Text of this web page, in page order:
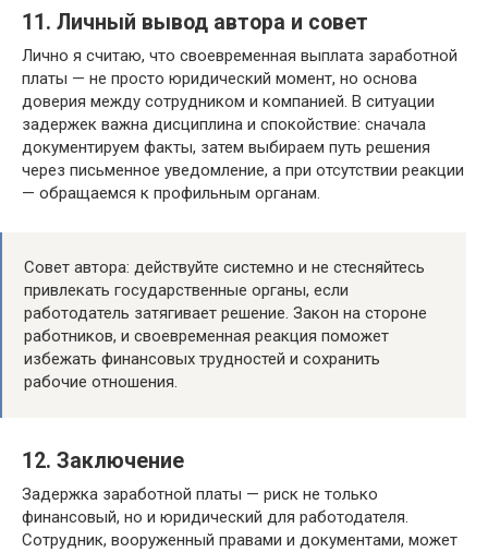
11. Личный вывод автора и совет
Лично я считаю, что своевременная выплата заработной
платы — не просто юридический момент, но основа
доверия между сотрудником и компанией. В ситуации
задержек важна дисциплина и спокойствие: сначала
документируем факты, затем выбираем путь решения
через письменное уведомление, а при отсутствии реакции
— обращаемся к профильным органам.
Совет автора: действуйте системно и не стесняйтесь
привлекать государственные органы, если
работодатель затягивает решение. Закон на стороне
работников, и своевременная реакция поможет
избежать финансовых трудностей и сохранить
рабочие отношения.
12. Заключение
Задержка заработной платы — риск не только
финансовый, но и юридический для работодателя.
Сотрудник, вооруженный правами и документами, может